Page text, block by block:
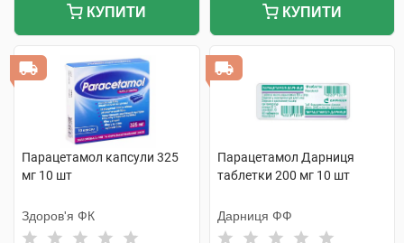
КУПИТИ КУПИТИ
Парацетамол капсули 325
мг 10 шт
Здоров'я ФК
Парацетамол Дарниця
таблетки 200 мг 10 шт
Дарниця ФФ